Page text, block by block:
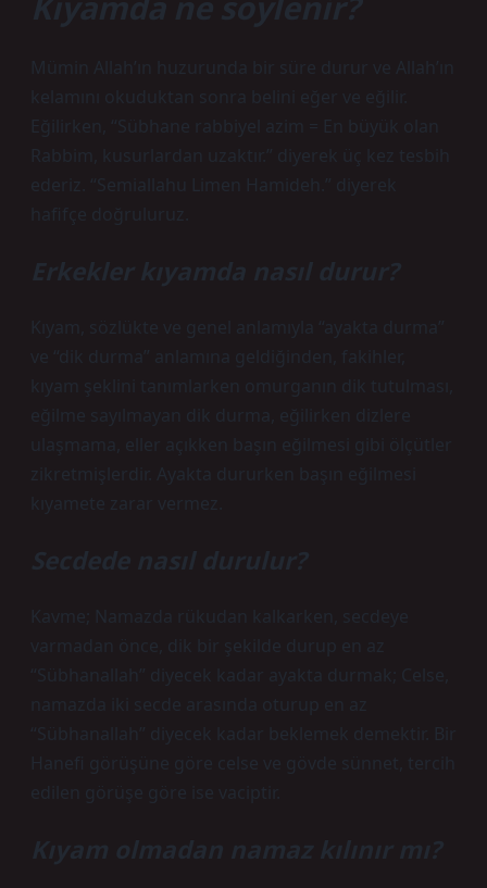
Mümin Allah’ın huzurunda bir süre durur ve Allah’ın
kelamını okuduktan sonra belini eğer ve eğilir.
Eğilirken, “Sübhane rabbiyel azim = En büyük olan
Rabbim, kusurlardan uzaktır.” diyerek üç kez tesbih
ederiz. “Semiallahu Limen Hamideh.” diyerek
hafifçe doğruluruz.
Erkekler kıyamda nasıl durur?
Kıyam, sözlükte ve genel anlamıyla “ayakta durma”
ve “dik durma” anlamına geldiğinden, fakihler,
kıyam şeklini tanımlarken omurganın dik tutulması,
eğilme sayılmayan dik durma, eğilirken dizlere
ulaşmama, eller açıkken başın eğilmesi gibi ölçütler
zikretmişlerdir. Ayakta dururken başın eğilmesi
kıyamete zarar vermez.
Secdede nasıl durulur?
Kavme; Namazda rükudan kalkarken, secdeye
varmadan önce, dik bir şekilde durup en az
“Sübhanallah” diyecek kadar ayakta durmak; Celse,
namazda iki secde arasında oturup en az
“Sübhanallah” diyecek kadar beklemek demektir. Bir
Hanefi görüşüne göre celse ve gövde sünnet, tercih
edilen görüşe göre ise vaciptir.
Kıyam olmadan namaz kılınır mı?